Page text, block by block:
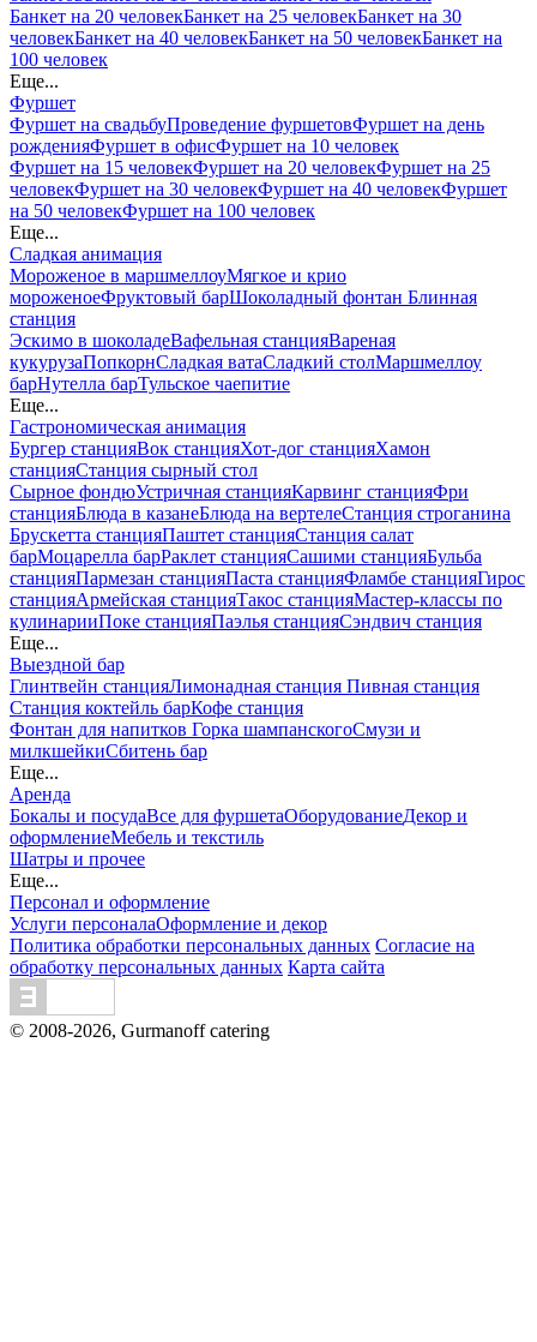
Банкет на 20 человекБанкет на 25 человекБанкет на 30
человекБанкет на 40 человекБанкет на 50 человекБанкет на
100 человек
Еще...
Фуршет
Фуршет на свадьбуПроведение фуршетовФуршет на день
рожденияФуршет в офисФуршет на 10 человек
Фуршет на 15 человекФуршет на 20 человекФуршет на 25
человекФуршет на 30 человекФуршет на 40 человекФуршет
на 50 человекФуршет на 100 человек
Еще...
Сладкая анимация
Мороженое в маршмеллоуМягкое и крио
мороженоеФруктовый барШоколадный фонтан Блинная
станция
Эскимо в шоколадеВафельная станцияВареная
кукурузаПопкорнСладкая ватаСладкий столМаршмеллоу
барНутелла барТульское чаепитие
Еще...
Гастрономическая анимация
Бургер станцияВок станцияХот-дог станцияХамон
станцияСтанция сырный стол
Сырное фондюУстричная станцияКарвинг станцияФри
станцияБлюда в казанеБлюда на вертелеСтанция строганина
Брускетта станцияПаштет станцияСтанция салат
барМоцарелла барРаклет станцияСашими станцияБульба
станцияПармезан станцияПаста станцияФламбе станцияГирос
станцияАрмейская станцияТакос станцияМастер-классы по
кулинарииПоке станцияПаэлья станцияСэндвич станция
Еще...
Выездной бар
Глинтвейн станцияЛимонадная станция Пивная станция
Станция коктейль барКофе станция
Фонтан для напитков Горка шампанскогоСмузи и
милкшейкиСбитень бар
Еще...
Аренда
Бокалы и посудаВсе для фуршетаОборудованиеДекор и
оформлениеМебель и текстиль
Шатры и прочее
Еще...
Персонал и оформление
Услуги персоналаОформление и декор
Политика обработки персональных данных Согласие на
обработку персональных данных Карта сайта
© 2008-2026, Gurmanoff catering